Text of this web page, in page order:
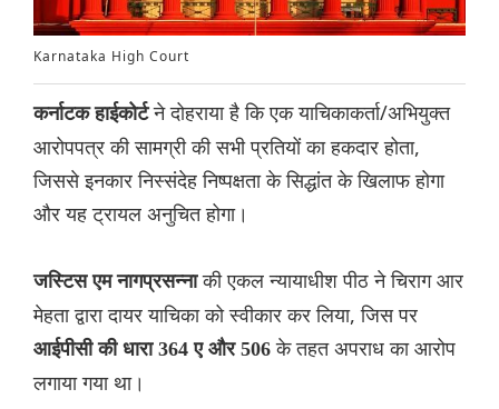
Karnataka High Court
कर्नाटक हाईकोर्टने दोहराया है कि एक याचिकाकर्ता/अभियुक्त
आरोपपत्र की सामग्री की सभी प्रतियों का हकदार होता,
जिससे इनकार निस्संदेह निष्पक्षता के सिद्धांत के खिलाफ होगा
और यह ट्रायल अनुचित होगा।
जस्टिस एम नागप्रसन्नाकी एकल न्यायाधीश पीठ ने ‌चिराग आर
मेहता द्वारा दायर याचिका को स्वीकार कर लिया, जिस पर
आईपीसी की धारा 364 ए और 506के तहत अपराध का आरोप
लगाया गया था।